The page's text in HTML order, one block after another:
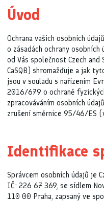
Úvod
Ochrana vašich osobních
o zásadách ochrany
od Vás společnost Czech
CaSQB) shromažďuje a jak
jsou v souladu s nařízením
2016/679 o ochraně
zpracováváním osobních
zrušení směrnice 95/46/ES
Identifikace
Správcem osobních údajů je
IČ: 226 67 369, se sídlem
110 00 Praha, zapsaný ve